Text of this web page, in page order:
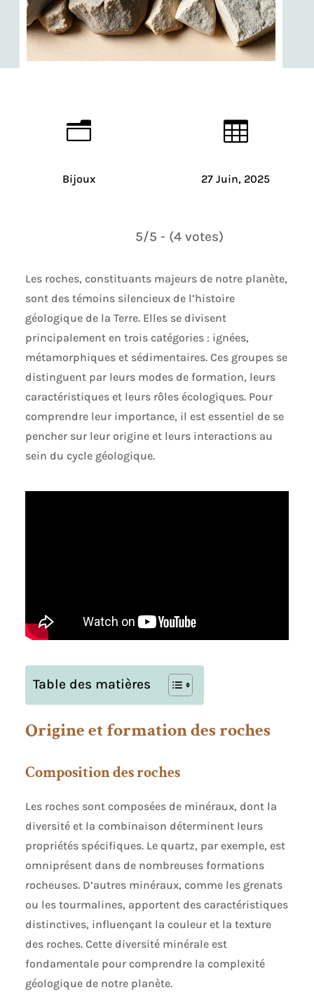
n
Bijoux

27 Juin, 2025
5/5 - (4 votes)
Les roches, constituants majeurs de notre planète,
sont des témoins silencieux de l’histoire
géologique de la Terre. Elles se divisent
principalement en trois catégories : ignées,
métamorphiques et sédimentaires. Ces groupes se
distinguent par leurs modes de formation, leurs
caractéristiques et leurs rôles écologiques. Pour
comprendre leur importance, il est essentiel de se
pencher sur leur origine et leurs interactions au
sein du cycle géologique.
Table des matières
Origine et formation des roches
Composition des roches
Les roches sont composées de minéraux, dont la
diversité et la combinaison déterminent leurs
propriétés spécifiques. Le quartz, par exemple, est
omniprésent dans de nombreuses formations
rocheuses. D’autres minéraux, comme les grenats
ou les tourmalines, apportent des caractéristiques
distinctives, influençant la couleur et la texture
des roches. Cette diversité minérale est
fondamentale pour comprendre la complexité
géologique de notre planète.